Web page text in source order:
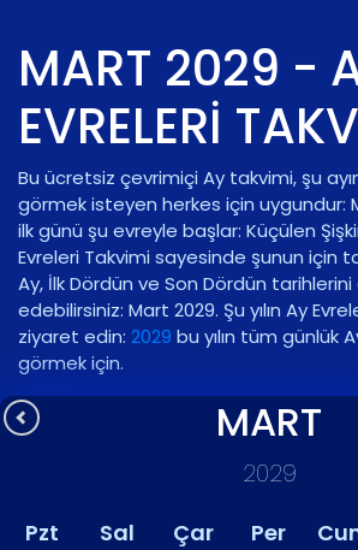
MART 2029 -
EVRELERI
Bu ücretsiz çevrimiçi Ay takvimi, şu
görmek isteyen herkes için uygundur:
ilk günü şu evreyle başlar: Küçülen
Evreleri Takvimi sayesinde şunun için
Ay, İlk Dördün ve Son Dördün
edebilirsiniz: Mart 2029. Şu yılın Ay
ziyaret edin: 2029 bu yılın tüm günlük
görmek için.
MART
2029
Pzt Sal Çar Per